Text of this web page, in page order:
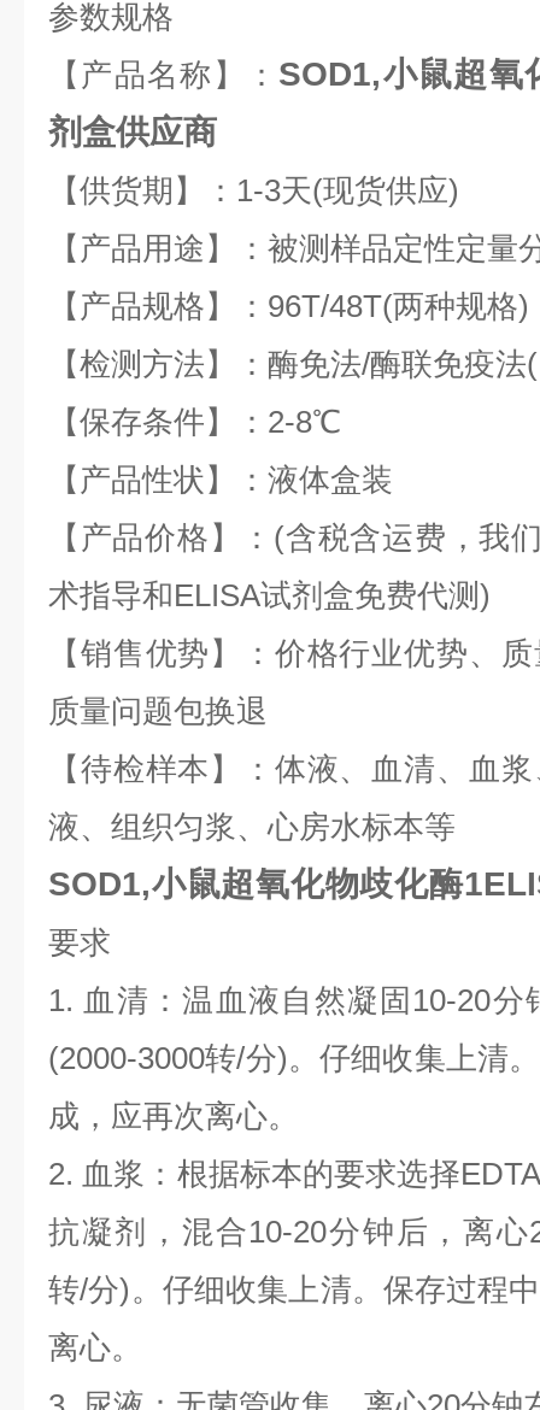
参数规格
【产品名称】： SOD1,小鼠超氧
剂盒供应商
【供货期】：1-3天(现货供应)
【产品用途】：被测样品定性定量
【产品规格】：96T/48T(两种规格)
【检测方法】：酶免法/酶联免疫法
【保存条件】：2-8℃
【产品性状】：液体盒装
【产品价格】：(含税含运费，我
术指导和ELISA试剂盒免费代测)
【销售优势】：价格行业优势、
质量问题包换退
【待检样本】：体液、血清、血
液、组织匀浆、心房水标本等
SOD1,小鼠超氧化物歧化酶
要求
1. 血清：温血液自然凝固10-20
(2000-3000转/分)。仔细收集上清
成，应再次离心。
2. 血浆：根据标本的要求选择
抗凝剂，混合10-20分钟后，离心
转/分)。仔细收集上清。保存过程
离心。